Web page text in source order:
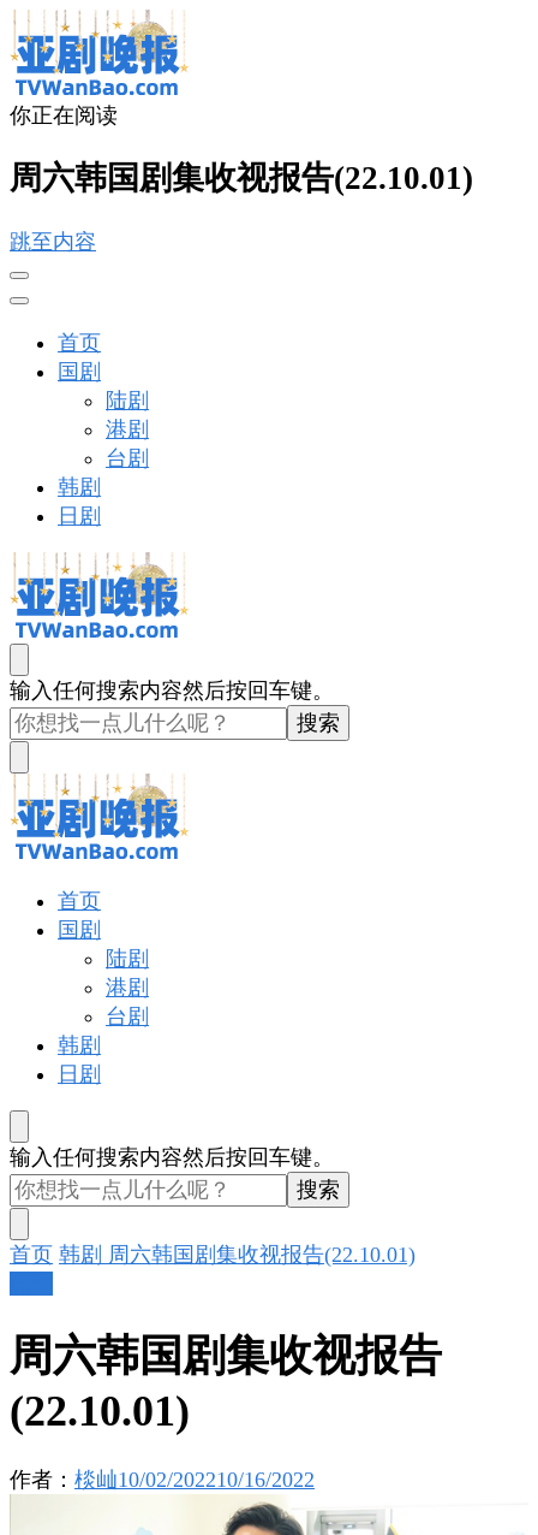
你正在阅读
周六韩国剧集收视报告(22.10.01)
跳至内容
首页
国剧
陆剧
港剧
台剧
韩剧
日剧
亚剧晚报
戏里戏外看亚洲
找
什
么
东
西
吗?
输入任何搜索内容然后按回车键。
亚剧晚报
戏里戏外看亚洲
首页
国剧
陆剧
港剧
台剧
韩剧
日剧
找
什
么
东
西
吗?
输入任何搜索内容然后按回车键。
首页 韩剧 周六韩国剧集收视报告(22.10.01)
周六韩国剧集收视报告
(22.10.01)
作者： 棪屾10/02/202210/16/2022